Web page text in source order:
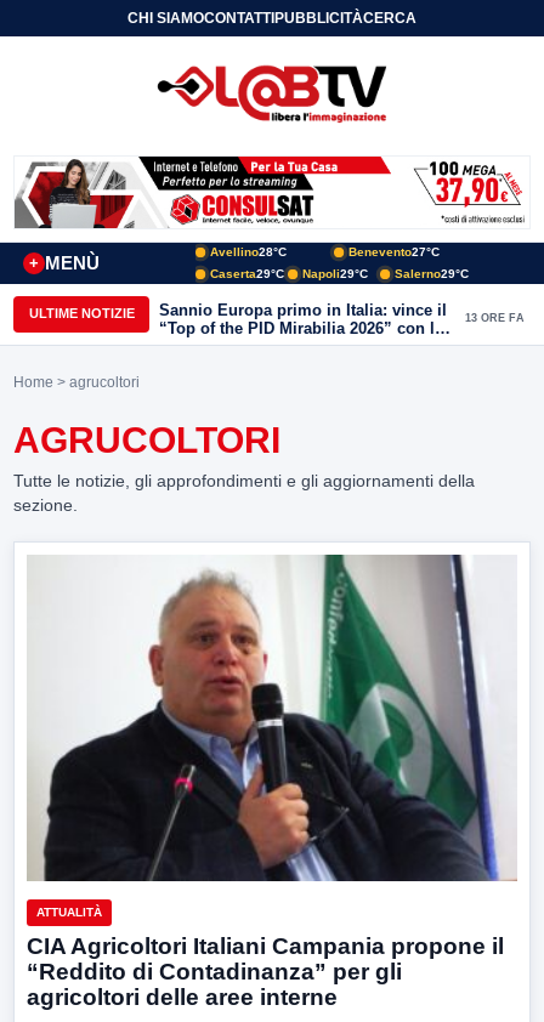
CHI SIAMOCONTATTIPUBBLICITÀCERCA
MENÙ
+
Avellino28°C Benevento27°C
Caserta29°C Napoli29°C Salerno29°C
ULTIME NOTIZIE
Sannio Europa primo in Italia: vince il
“Top of the PID Mirabilia 2026” con la
realtà virtuale nei musei del Sannio
13 ORE FA
Home > agrucoltori
AGRUCOLTORI
Tutte le notizie, gli approfondimenti e gli aggiornamenti della
sezione.
ATTUALITÀ
CIA Agricoltori Italiani Campania propone il
“Reddito di Contadinanza” per gli
agricoltori delle aree interne